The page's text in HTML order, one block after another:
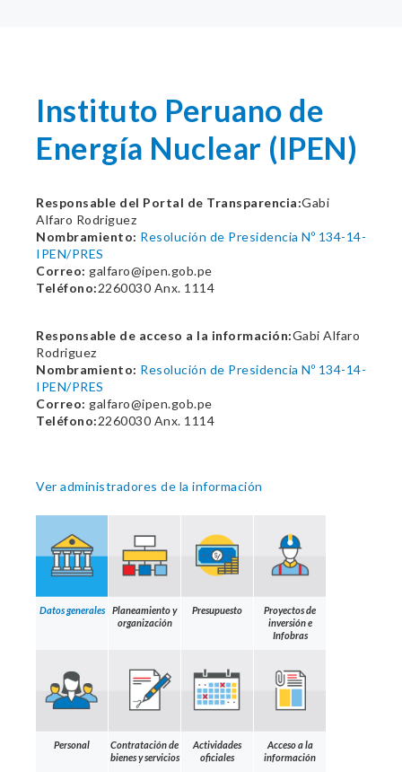
Instituto Peruano de
Energía Nuclear (IPEN)
Responsable del Portal de Transparencia:Gabi
Alfaro Rodriguez
Nombramiento: Resolución de Presidencia Nº 134-14-
IPEN/PRES
Correo: galfaro@ipen.gob.pe
Teléfono:2260030 Anx. 1114
Responsable de acceso a la información:Gabi Alfaro
Rodriguez
Nombramiento: Resolución de Presidencia Nº 134-14-
IPEN/PRES
Correo: galfaro@ipen.gob.pe
Teléfono:2260030 Anx. 1114
Ver administradores de la información
Datos generales
Planeamiento y
organización
Presupuesto
Proyectos de
inversión e
Infobras
Personal
Contratación de
bienes y servicios
Actividades
oficiales
Acceso a la
información